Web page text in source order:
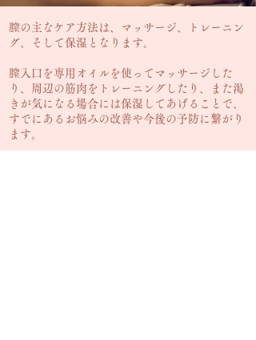
膣の主なケア方法は、マッサージ、トレーニン
グ、そして保湿となります。
膣入口を専用オイルを使ってマッサージした
り、周辺の筋肉をトレーニングしたり、また渇
きが気になる場合には保湿してあげることで、
すでにあるお悩みの改善や今後の予防に繋がり
ます。